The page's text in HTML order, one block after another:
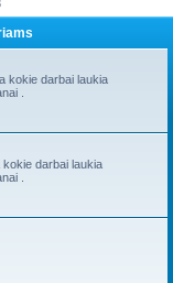
kokie darbai laukia
.
darbai laukia
.